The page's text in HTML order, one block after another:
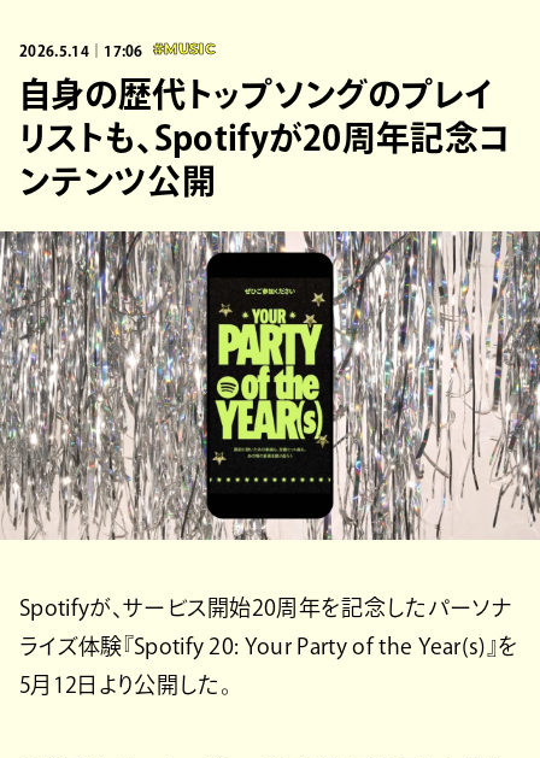
2026.5.14｜17:06 #MUSIC
自身の歴代トップソングのプレイ
リストも、Spotifyが20周年記念コ
ンテンツ公開
Spotifyが、サービス開始20周年を記念したパーソナ
ライズ体験『Spotify 20: Your Party of the Year(s)』を
5月12日より公開した。